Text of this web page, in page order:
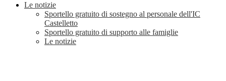
Le notizie
Sportello gratuito di sostegno al personale dell'IC
Castelletto
Sportello gratuito di supporto alle famiglie
Le notizie